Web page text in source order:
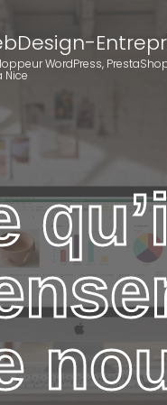
WordPress,
Nice